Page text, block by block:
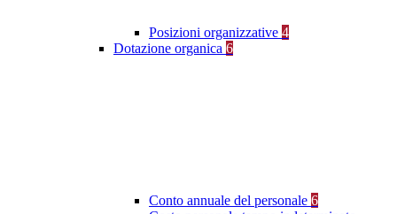
Posizioni organizzative 4
Dotazione organica 6
Conto annuale del personale 6